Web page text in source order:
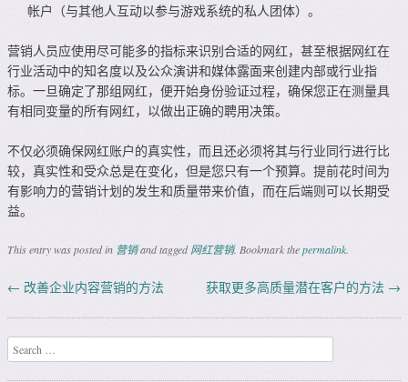
帐户（与其他人互动以参与游戏系统的私人团体）。
营销人员应使用尽可能多的指标来识别合适的网红，甚至根据网红在
行业活动中的知名度以及公众演讲和媒体露面来创建内部或行业指
标。一旦确定了那组网红，便开始身份验证过程，确保您正在测量具
有相同变量的所有网红，以做出正确的聘用决策。
不仅必须确保网红账户的真实性，而且还必须将其与行业同行进行比
较，真实性和受众总是在变化，但是您只有一个预算。提前花时间为
有影响力的营销计划的发生和质量带来价值，而在后端则可以长期受
益。
This entry was posted in 营销and tagged网红营销. Bookmark thepermalink
Post navigation
← 改善企业内容营销的方法 获取更多高质量潜在客户的方法 →
Search